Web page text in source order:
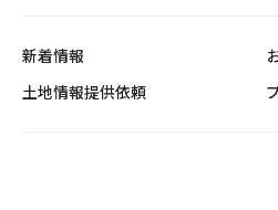
新着情報
土地情報提供依頼